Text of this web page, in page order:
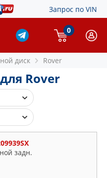
Запрос по VIN
0
диск Rover
Rover
задн.